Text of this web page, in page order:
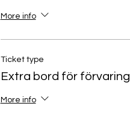
More info
Ticket type
Extra bord för förvaring
More info